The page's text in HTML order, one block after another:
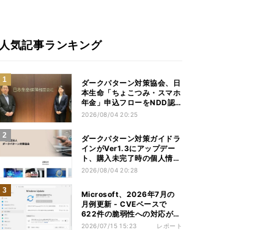
人気記事ランキング
ダークパターン対策協会、日
本生命「ちょこつみ・スマホ
年金」申込フローをNDD認
定
2026/08/04 20:25
ダークパターン対策ガイドラ
インがVer1.3にアップデー
ト、購入未完了時の個人情報
利用を追記
2026/08/04 20:28
Microsoft、2026年7月の
月例更新 - CVEベースで
622件の脆弱性への対応が行
われる
2026/07/15 15:23 レポート